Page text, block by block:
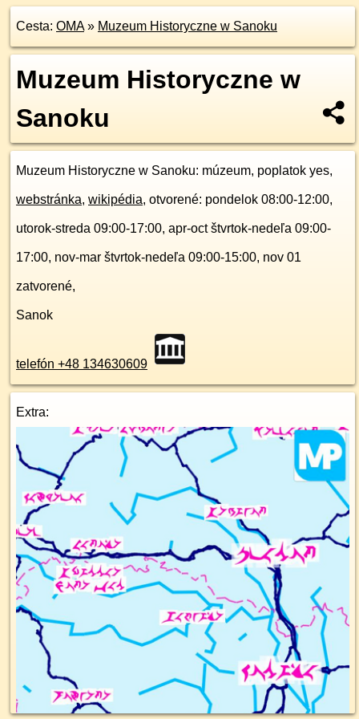
Cesta: OMA» Muzeum Historyczne w Sanoku
Muzeum Historyczne w
Sanoku
Muzeum Historyczne w Sanoku: múzeum, poplatok yes,
webstránka, wikipédia, otvorené: pondelok 08:00-12:00,
utorok-streda 09:00-17:00, apr-oct štvrtok-nedeľa 09:00-
17:00, nov-mar štvrtok-nedeľa 09:00-15:00, nov 01
zatvorené,
Sanok
telefón +48 134630609
Extra: